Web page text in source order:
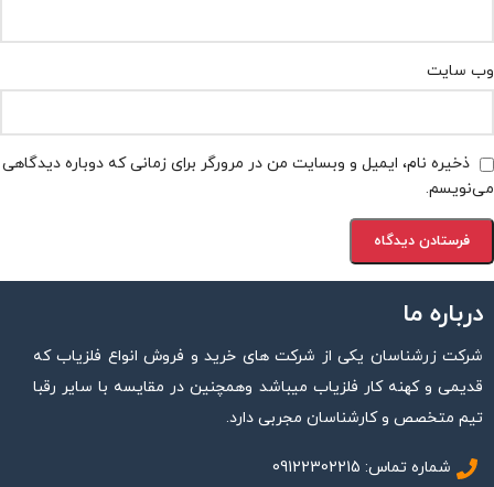
وب‌ سایت
ذخیره نام، ایمیل و وبسایت من در مرورگر برای زمانی که دوباره دیدگاهی
می‌نویسم.
درباره ما
شرکت زرشناسان یکی از شرکت های خرید و فروش انواع فلزیاب که
قدیمی و کهنه کار فلزیاب میباشد وهمچنین در مقایسه با سایر رقبا
تیم متخصص و کارشناسان مجربی دارد.
شماره تماس: 09122302215